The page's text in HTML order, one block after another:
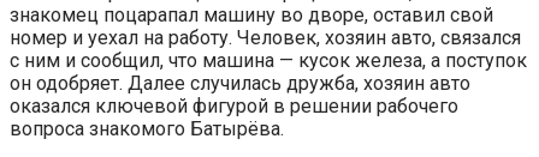
знакомец поцарапал машину во дворе, оставил свой
номер и уехал на работу. Человек, хозяин авто, связался
с ним и сообщил, что машина — кусок железа, а поступок
он одобряет. Далее случилась дружба, хозяин авто
оказался ключевой фигурой в решении рабочего
вопроса знакомого Батырёва.